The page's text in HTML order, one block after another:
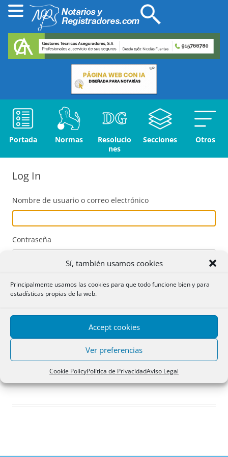
Sí, también usamos cookies
Principalmente usamos las cookies para que todo funcione bien y para
estadísticas propias de la web.
Accept cookies
Ver preferencias
Cookie PolicyPolítica de PrivacidadAviso Legal
Portada Normas
Resolucio
nes
Secciones Otros
Log In
Nombre de usuario o correo electrónico
Contraseña
Acceder
Registro
¿Has olvidado tu contraseña?